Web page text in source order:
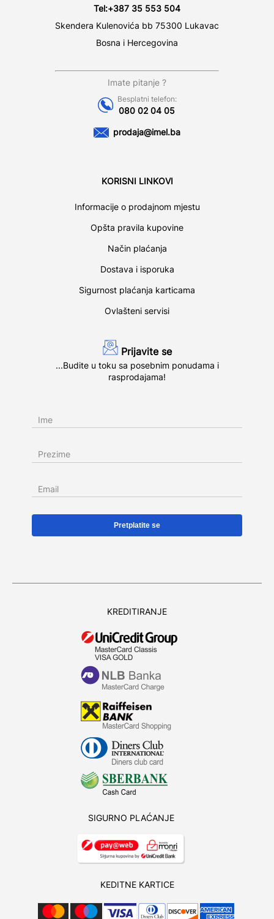
Tel:+387 35 553 504
Skendera Kulenovića bb 75300 Lukavac
Bosna i Hercegovina
Imate pitanje ?
Besplatni telefon:
080 02 04 05
prodaja@imel.ba
KORISNI LINKOVI
Informacije o prodajnom mjestu
Opšta pravila kupovine
Način plaćanja
Dostava i isporuka
Sigurnost plaćanja karticama
Ovlašteni servisi
Prijavite se
...Budite u toku sa posebnim ponudama i
rasprodajama!
Ime
Prezime
Email
KREDITIRANJE
SIGURNO PLAĆANJE
KEDITNE KARTICE